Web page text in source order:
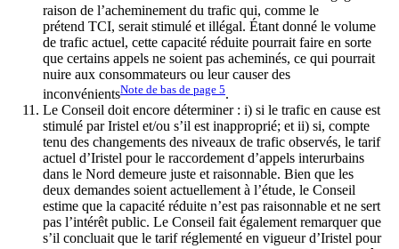
raison de l’acheminement du trafic qui, comme le
prétend TCI, serait stimulé et illégal. Étant donné le volume
de trafic actuel, cette capacité réduite pourrait faire en sorte
que certains appels ne soient pas acheminés, ce qui pourrait
nuire aux consommateurs ou leur causer des
inconvénientsNote de bas de page 5.
Le Conseil doit encore déterminer : i) si le trafic en cause est
stimulé par Iristel et/ou s’il est inapproprié; et ii) si, compte
tenu des changements des niveaux de trafic observés, le tarif
actuel d’Iristel pour le raccordement d’appels interurbains
dans le Nord demeure juste et raisonnable. Bien que les
deux demandes soient actuellement à l’étude, le Conseil
estime que la capacité réduite n’est pas raisonnable et ne sert
pas l’intérêt public. Le Conseil fait également remarquer que
s’il concluait que le tarif réglementé en vigueur d’Iristel pour